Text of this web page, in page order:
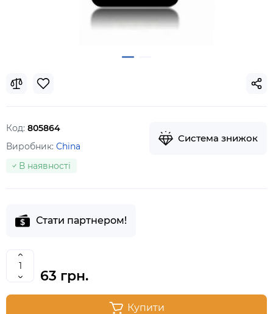
Код: 805864
Виробник: China
В наявності
Система знижок
Стати партнером!
63 грн.
Купити